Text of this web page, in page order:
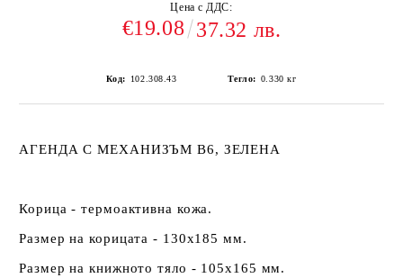
Цена с ДДС:
€19.08 37.32 лв.
Код: 102.308.43 Тегло: 0.330 кг
АГЕНДА С МЕХАНИЗЪМ В6, ЗЕЛЕНА
Корица - термоактивна кожа.
Размер на корицата - 130х185 мм.
Размер на книжното тяло - 105х165 мм.